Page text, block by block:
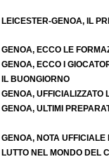
LEICESTER-GENOA, IL
GENOA, ECCO LE
GENOA, ECCO I
IL BUONGIORNO
GENOA, UFFICIALIZZATO
GENOA, ULTIMI
GENOA, NOTA
LUTTO NEL MONDO DEL